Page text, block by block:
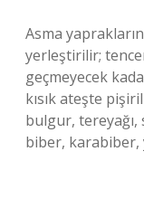
Asma
yerleştirilir;
geçmeyecek
kısık ateşte
bulgur, tereyağı,
biber, karabiber,